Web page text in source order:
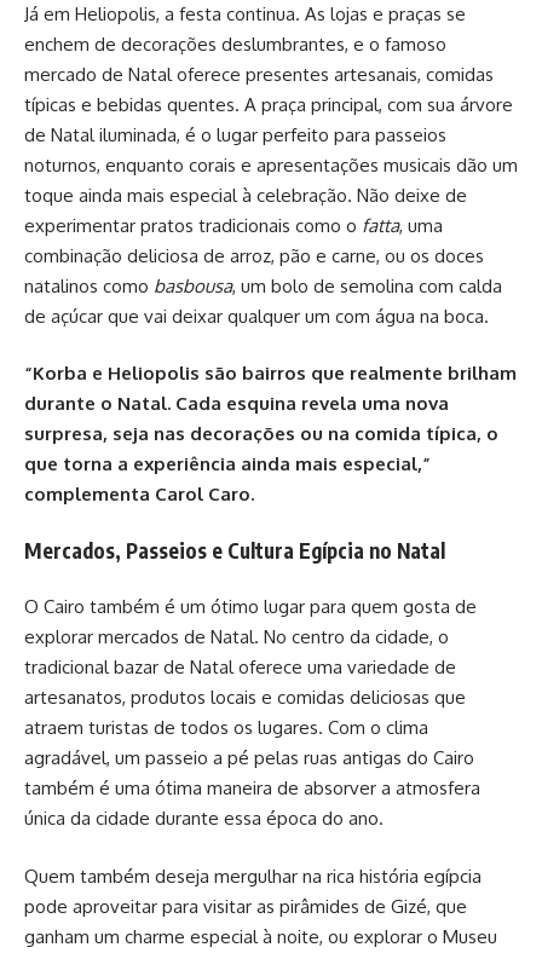
Já em Heliopolis, a festa continua. As lojas e praças se
enchem de decorações deslumbrantes, e o famoso
mercado de Natal oferece presentes artesanais, comidas
típicas e bebidas quentes. A praça principal, com sua árvore
de Natal iluminada, é o lugar perfeito para passeios
noturnos, enquanto corais e apresentações musicais dão um
toque ainda mais especial à celebração. Não deixe de
experimentar pratos tradicionais como o fatta, uma
combinação deliciosa de arroz, pão e carne, ou os doces
natalinos como basbousa, um bolo de semolina com calda
de açúcar que vai deixar qualquer um com água na boca.
“Korba e Heliopolis são bairros que realmente brilham
durante o Natal. Cada esquina revela uma nova
surpresa, seja nas decorações ou na comida típica, o
que torna a experiência ainda mais especial,”
complementa Carol Caro.
Mercados, Passeios e Cultura Egípcia no Natal
O Cairo também é um ótimo lugar para quem gosta de
explorar mercados de Natal. No centro da cidade, o
tradicional bazar de Natal oferece uma variedade de
artesanatos, produtos locais e comidas deliciosas que
atraem turistas de todos os lugares. Com o clima
agradável, um passeio a pé pelas ruas antigas do Cairo
também é uma ótima maneira de absorver a atmosfera
única da cidade durante essa época do ano.
Quem também deseja mergulhar na rica história egípcia
pode aproveitar para visitar as pirâmides de Gizé, que
ganham um charme especial à noite, ou explorar o Museu